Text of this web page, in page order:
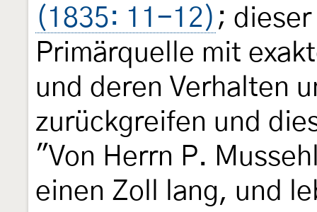
(1835: 11-12) ;
Primärquelle mit
und deren Verhalten
zurückgreifen und
"Von Herrn P.
einen Zoll lang, und